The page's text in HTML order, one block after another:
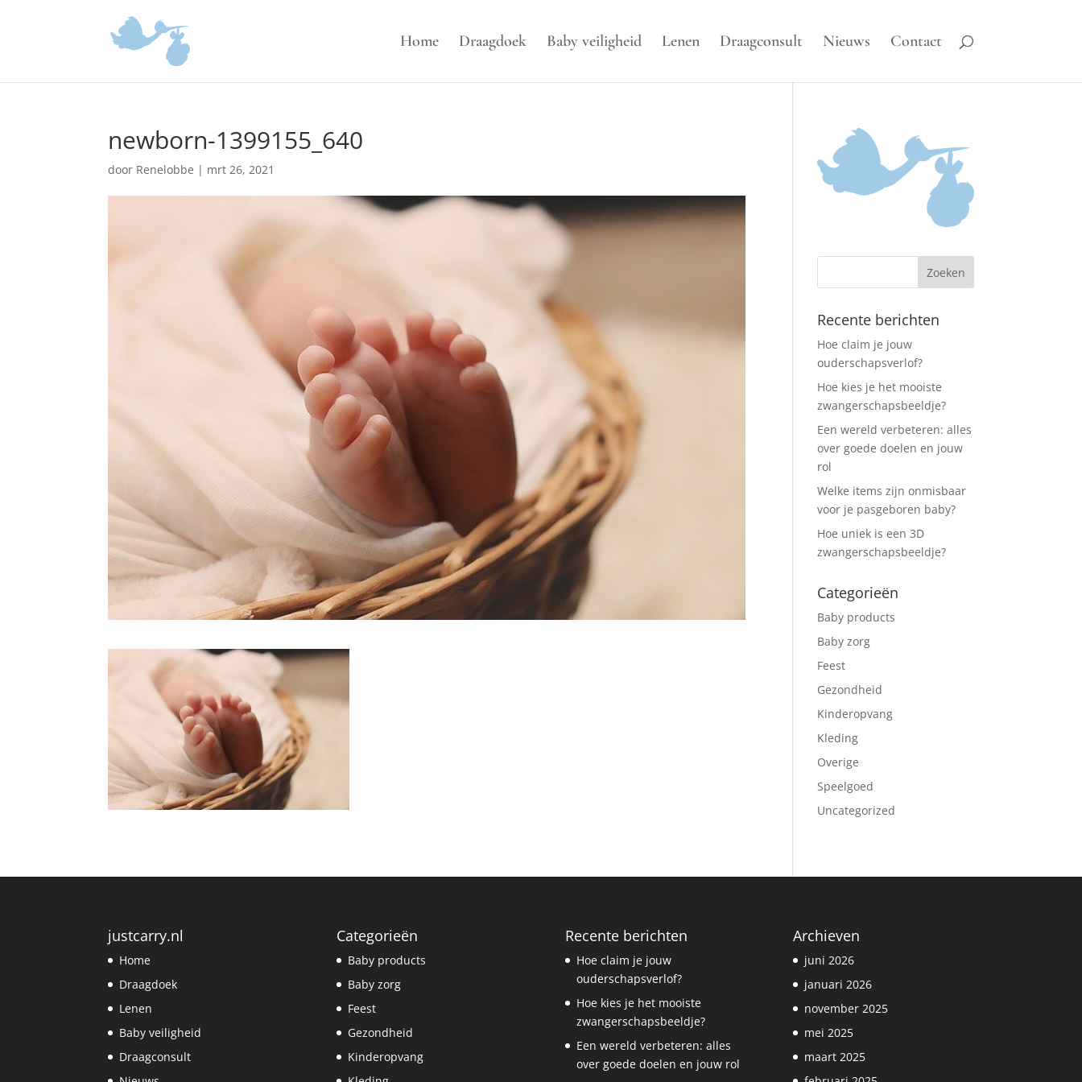
Home Draagdoek Baby veiligheid Lenen Draagconsult Nieuws Contact
newborn-1399155_640
door Renelobbe | mrt 26, 2021
Recente berichten
Hoe claim je jouw
ouderschapsverlof?
Hoe kies je het mooiste
zwangerschapsbeeldje?
Een wereld verbeteren: alles
over goede doelen en jouw
rol
Welke items zijn onmisbaar
voor je pasgeboren baby?
Hoe uniek is een 3D
zwangerschapsbeeldje?
Categorieën
Baby products
Baby zorg
Feest
Gezondheid
Kinderopvang
Kleding
Overige
Speelgoed
Uncategorized
justcarry.nl
Home
Draagdoek
Lenen
Baby veiligheid
Draagconsult
Categorieën
Baby products
Baby zorg
Feest
Gezondheid
Kinderopvang
Recente berichten
Hoe claim je jouw
ouderschapsverlof?
Hoe kies je het mooiste
zwangerschapsbeeldje?
Een wereld verbeteren: alles
over goede doelen en jouw rol
Archieven
juni 2026
januari 2026
november 2025
mei 2025
maart 2025